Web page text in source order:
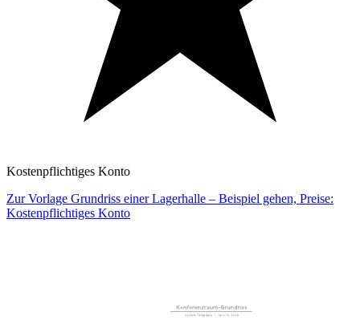
Kostenpflichtiges Konto
Zur Vorlage Grundriss einer Lagerhalle – Beispiel gehen, Preise:
Kostenpflichtiges Konto